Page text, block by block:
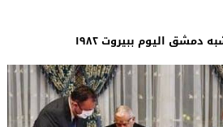
اليوم ببيروت ١٩٨٢